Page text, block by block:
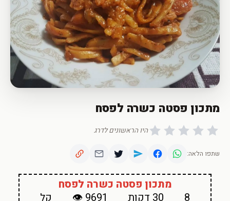
מתכון פסטה כשרה לפסח
היו הראשונים לדרג
שתפו הלאה:
מתכון פסטה כשרה לפסח
8
30 דקות 9691 👁 קל